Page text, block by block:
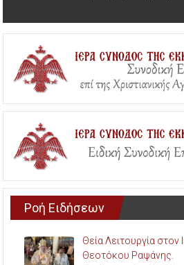
Ροή Ειδήσεων
Θεία Λειτουργία
Θεοτόκου Ραψάνης.